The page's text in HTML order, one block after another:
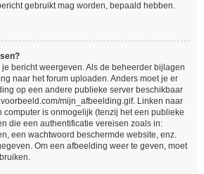
gebruikt mag worden, bepaald hebben.
bericht weergeven. Als de beheerder bijlagen
naar het forum uploaden. Anders moet je er
op een andere publieke server beschikbaar
mijn_afbeelding.gif. Linken naar
is onmogelijk (tenzij het een publieke
die een authentificatie vereisen zoals in:
een wachtwoord beschermde website, enz.
Om een afbeelding weer te geven, moet